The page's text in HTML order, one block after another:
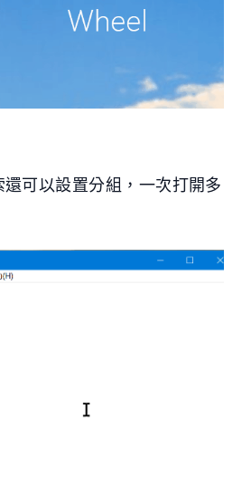
可以設置分組，一次打開多